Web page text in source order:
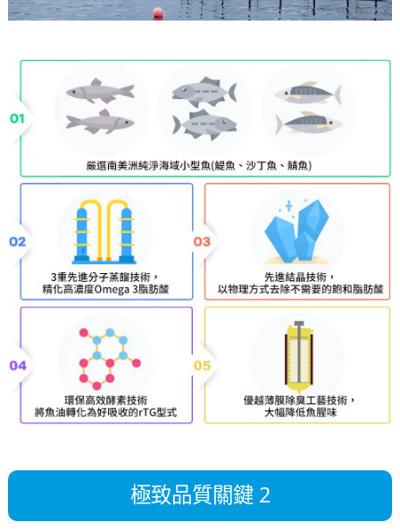
極致品質關鍵 2